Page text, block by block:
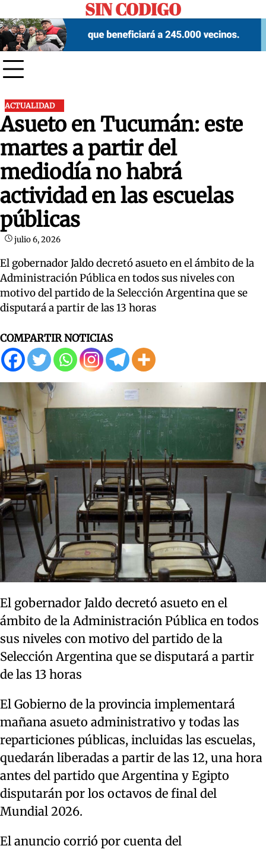
to
content
SIN CODIGO
ACTUALIDAD
Asueto en Tucumán: este
martes a partir del
mediodía no habrá
actividad en las escuelas
públicas
julio 6, 2026
El gobernador Jaldo decretó asueto en el ámbito de la
Administración Pública en todos sus niveles con
motivo del partido de la Selección Argentina que se
disputará a partir de las 13 horas
COMPARTIR NOTICIAS
El gobernador Jaldo decretó asueto en el
ámbito de la Administración Pública en todos
sus niveles con motivo del partido de la
Selección Argentina que se disputará a partir
de las 13 horas
El Gobierno de la provincia implementará
mañana asueto administrativo y todas las
reparticiones públicas, incluidas las escuelas,
quedarán liberadas a partir de las 12, una hora
antes del partido que Argentina y Egipto
disputarán por los octavos de final del
Mundial 2026.
El anuncio corrió por cuenta del